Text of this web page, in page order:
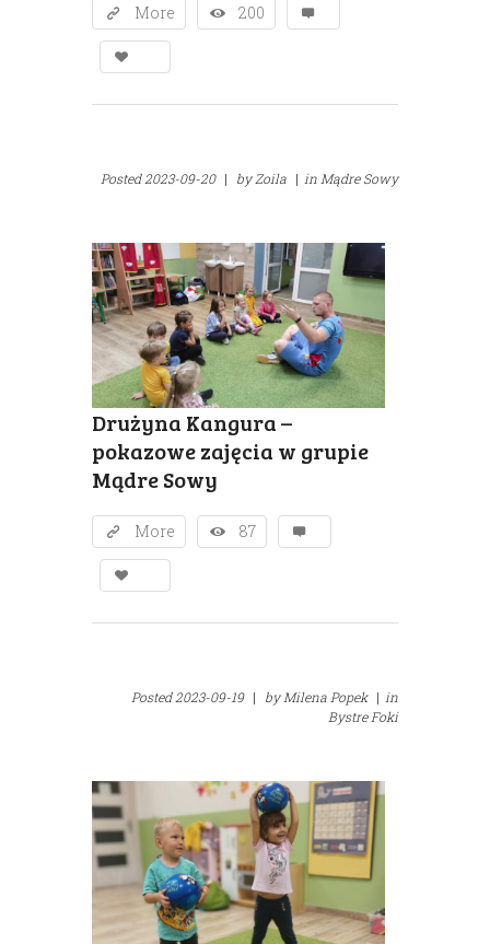
More 200
Posted2023-09-20 | byZoila | in Mądre Sowy
Drużyna Kangura –
pokazowe zajęcia w grupie
Mądre Sowy
More 87
Posted2023-09-19 | byMilena Popek | in
Bystre Foki